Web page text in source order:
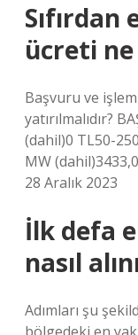
ücreti
Başvuru ve
yatırılmalıdır?
(dahil)0 TL50-
MW
28 Aralık 2023
İlk defa
nasıl
Adımları şu